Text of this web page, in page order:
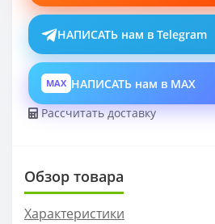
НАПИСАТЬ нам в Telegram
MAX НАПИСАТЬ нам в MAX
Рассчитать доставку
Обзор товара
Характеристики